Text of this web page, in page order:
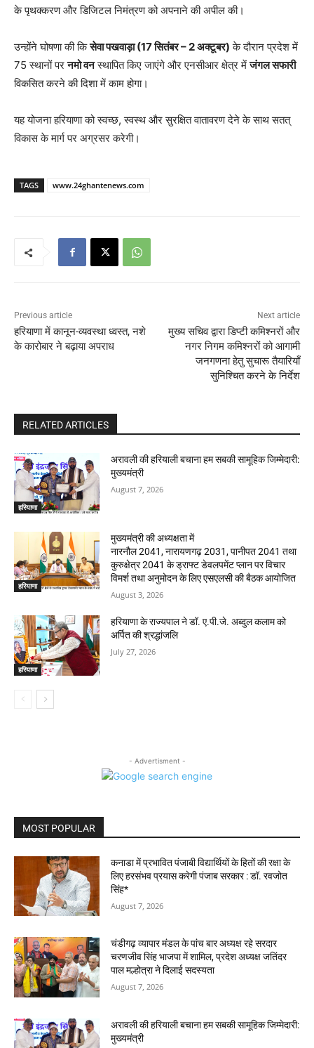
के पृथक्करण और डिजिटल निमंत्रण को अपनाने की अपील की।
उन्होंने घोषणा की किसेवा पखवाड़ा (17 सितंबर – 2 अक्टूबर) के दौरान प्रदेश में
75 स्थानों परनमो वनस्थापित किए जाएंगे और एनसीआर क्षेत्र मेंजंगल सफारी
विकसित करने की दिशा में काम होगा।
यह योजना हरियाणा को स्वच्छ, स्वस्थ और सुरक्षित वातावरण देने के साथ सतत्
विकास के मार्ग पर अग्रसर करेगी।
TAGS www.24ghantenews.com
Previous article
हरियाणा में कानून-व्यवस्था ध्वस्त, नशे
के कारोबार ने बढ़ाया अपराध
Next article
मुख्य सचिव द्वारा डिप्टी कमिश्नरों और
नगर निगम कमिश्नरों को आगामी
जनगणना हेतु सुचारू तैयारियाँ
सुनिश्चित करने के निर्देश
RELATED ARTICLES
हरियाणा
अरावली की हरियाली बचाना हम सबकी सामूहिक जिम्मेदारी:
मुख्यमंत्री
August 7, 2026
हरियाणा
मुख्यमंत्री की अध्यक्षता में
नारनौल 2041, नारायणगढ़ 2031, पानीपत 2041 तथा
कुरुक्षेत्र 2041 के ड्राफ्ट डेवलपमेंट प्लान पर विचार
विमर्श तथा अनुमोदन के लिए एसएलसी की बैठक आयोजित
August 3, 2026
हरियाणा
हरियाणा के राज्यपाल ने डॉ. ए.पी.जे. अब्दुल कलाम को
अर्पित की श्रद्धांजलि
July 27, 2026
- Advertisment -
MOST POPULAR
कनाडा में प्रभावित पंजाबी विद्यार्थियों के हितों की रक्षा के
लिए हरसंभव प्रयास करेगी पंजाब सरकार : डॉ. रवजोत
सिंह*
August 7, 2026
चंडीगढ़ व्यापार मंडल के पांच बार अध्यक्ष रहे सरदार
चरणजीव सिंह भाजपा में शामिल, प्रदेश अध्यक्ष जतिंदर
पाल मल्होत्रा ने दिलाई सदस्यता
August 7, 2026
अरावली की हरियाली बचाना हम सबकी सामूहिक जिम्मेदारी:
मुख्यमंत्री